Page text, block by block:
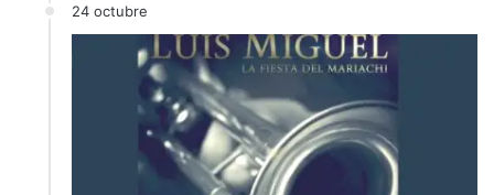
24 octubre